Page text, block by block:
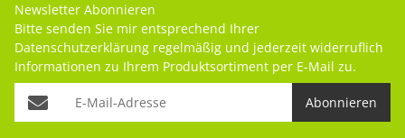
Newsletter Abonnieren
Bitte senden Sie mir entsprechend Ihrer
Datenschutzerklärung regelmäßig und jederzeit widerruflich
Informationen zu Ihrem Produktsortiment per E-Mail zu.
Abonnieren